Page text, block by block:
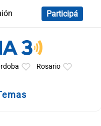
Participá
Rosario